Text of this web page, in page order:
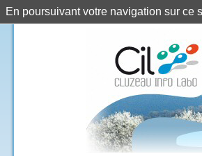
En poursuivant votre navigation sur